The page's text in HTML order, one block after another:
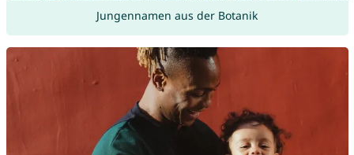
Jungennamen aus der Botanik